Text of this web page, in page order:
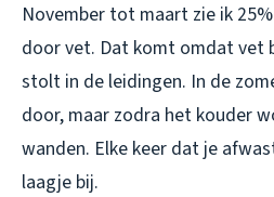
November tot maart zie ik
door vet. Dat komt omdat vet
stolt in de leidingen. In de
door, maar zodra het kouder
wanden. Elke keer dat je
laagje bij.